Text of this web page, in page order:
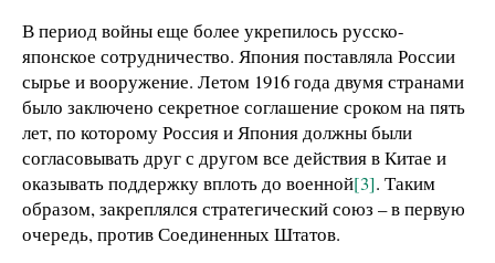
В период войны еще более укрепилось русско-
японское сотрудничество. Япония поставляла России
сырье и вооружение. Летом 1916 года двумя странами
было заключено секретное соглашение сроком на пять
лет, по которому Россия и Япония должны были
согласовывать друг с другом все действия в Китае и
оказывать поддержку вплоть до военной[3]. Таким
образом, закреплялся стратегический союз – в первую
очередь, против Соединенных Штатов.